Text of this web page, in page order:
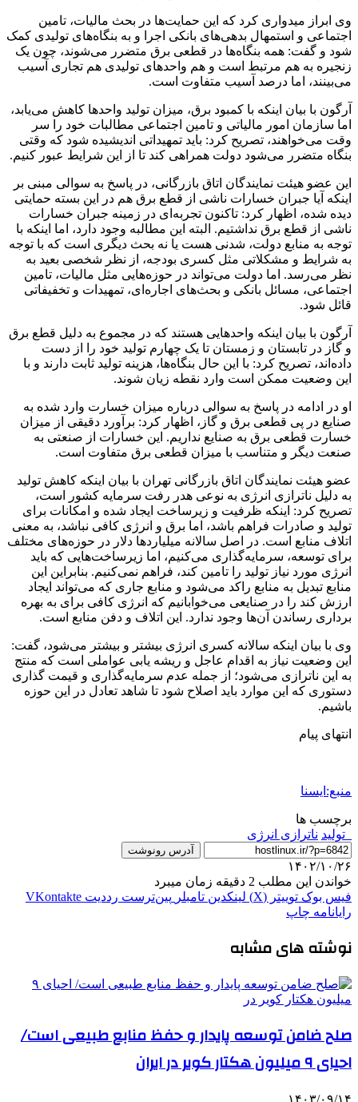
وی ابراز میدواری کرد که این حمایت‌ها در بحث مالیات، تامین
اجتماعی و استمهال بدهی‌های بانکی اجرا و به بنگاه‌های تولیدی کمک
شود و گفت: همه بنگاه‌ها در قطعی برق متضرر می‌شوند، چون یک
زنجیره به هم مرتبط است و هم واحدهای تولیدی هم تجاری آسیب
می‌بینند، اما درصد آسیب متفاوت است.
آرگون با بیان اینکه با کمبود برق، میزان تولید واحدها کاهش می‌یابد،
اما سازمان امور مالیاتی و تامین اجتماعی مطالبات خود را سر
وقت می‌خواهند، تصریح کرد: باید تمهیداتی اندیشیده شود که وقتی
بنگاه متضرر می‌شود دولت همراهی کند تا از این شرایط عبور کنیم.
این عضو هیئت نمایندگان اتاق بازرگانی، در پاسخ به سوالی مبنی بر
اینکه آیا جبران خسارات ناشی از قطع برق هم در این بسته حمایتی
دیده شده، اظهار کرد: تاکنون تجربه‌ای در زمینه جبران خسارات
ناشی از قطع برق نداشتیم. البته این مطالبه وجود دارد، اما اینکه با
توجه به منابع دولت، شدنی هست یا نه بحث دیگری است که با توجه
به شرایط و مشکلاتی مثل کسری بودجه، از نظر شخصی بعید به
نظر می‌رسد. اما دولت می‌تواند در حوزه‌هایی مثل مالیات، تامین
اجتماعی، مسائل بانکی و بحث‌های اجاره‌ای، تمهیدات و تخفیفاتی
قائل شود.
آرگون با بیان اینکه واحدهایی هستند که در مجموع به دلیل قطع برق
و گاز در تابستان و زمستان تا یک چهارم تولید خود را از دست
داده‌اند، تصریح کرد: با این حال بنگاه‌ها، هزینه تولید ثابت دارند و با
این وضعیت ممکن است وارد نقطه زیان شوند.
او در ادامه در پاسخ به سوالی درباره میزان خسارت وارد شده به
صنایع در پی قطعی برق و گاز، اظهار کرد: برآورد دقیقی از میزان
خسارت قطعی برق به صنایع نداریم. این خسارات از صنعتی به
صنعت دیگر و متناسب با میزان قطعی برق متفاوت است.
عضو هیئت نمایندگان اتاق بازرگانی تهران با بیان اینکه کاهش تولید
به دلیل ناترازی انرژی به نوعی هدر رفت سرمایه کشور است،
تصریح کرد: اینکه ظرفیت و زیرساخت ایجاد شده و امکانات برای
تولید و صادرات فراهم باشد، اما برق و انرژی کافی نباشد، به معنی
اتلاف منابع است. در اصل سالانه میلیاردها دلار در حوزه‌های مختلف
برای توسعه، سرمایه‌گذاری می‌کنیم، اما زیرساخت‌هایی که باید
انرژی مورد نیاز تولید را تامین کند، فراهم نمی‌کنیم. بنابراین این
منابع تبدیل به منابع راکد می‌شود و منابع جاری که می‌تواند ایجاد
ارزش کند را در صنایعی می‌خوابانیم که انرژی کافی برای به بهره
برداری رساندن آن‌ها وجود ندارد. این اتلاف و دفن منابع است.
وی با بیان اینکه سالانه کسری انرژی بیشتر و بیشتر می‌شود، گفت:
این وضعیت نیاز به اقدام عاجل و ریشه یابی عواملی است که منتج
به این ناترازی می‌شود؛ از جمله عدم سرمایه‌گذاری و قیمت گذاری
دستوری که این موارد باید اصلاح شود تا شاهد تعادل در این حوزه
باشیم.
انتهای پیام
منبع:ایسنا
برچسب ها
_توليد ناترازی انرژی
آدرس رونوشت
۱۴۰۲/۱۰/۲۶
خواندن این مطلب 2 دقیقه زمان میبرد
فیس بوک توییتر (X) لینکدین ‫تامبلر ‫پین‌ترست ‫رددیت ‫VKontakte
رایانامه چاپ
نوشته های مشابه
صلح ضامن توسعه پایدار و حفظ منابع طبیعی است/
احیای ٩ میلیون هکتار کویر در ایران
۱۴۰۳/۰۹/۱۴